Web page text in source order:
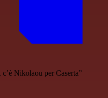
Nikolaou per Caserta”